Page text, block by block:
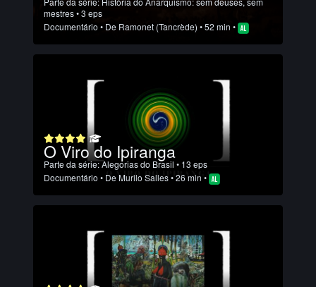
mestres• 3 eps
Documentário • De Ramonet (Tancrède) • 52 min •
O Viro do Ipiranga
Parte da série:Alegorias do Brasil • 13 eps
Documentário • DeMurilo Salles• 26 min •